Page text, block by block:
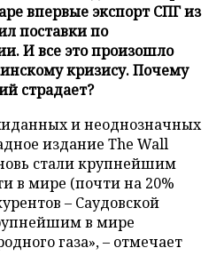
впервые экспорт СПГ из
поставки по
И все это произошло
кризису. Почему
страдает?
и неоднозначных
издание The Wall
стали крупнейшим
в мире (почти на 20%
– Саудовской
в мире
газа», – отмечает